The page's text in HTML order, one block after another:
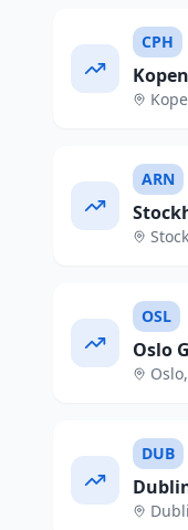
CPH
ARN
OSL
Oslo
Oslo,
DUB